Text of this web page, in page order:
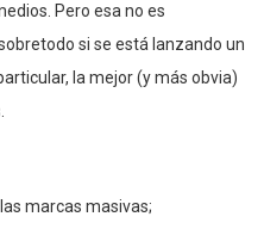
Pero esa no es
si se está lanzando un
la mejor (y más obvia)
marcas masivas;